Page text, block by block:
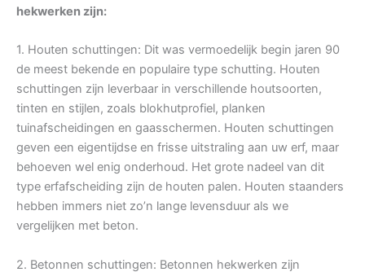
hekwerken zijn:
1. Houten schuttingen: Dit was vermoedelijk begin jaren 90
de meest bekende en populaire type schutting. Houten
schuttingen zijn leverbaar in verschillende houtsoorten,
tinten en stijlen, zoals blokhutprofiel, planken
tuinafscheidingen en gaasschermen. Houten schuttingen
geven een eigentijdse en frisse uitstraling aan uw erf, maar
behoeven wel enig onderhoud. Het grote nadeel van dit
type erfafscheiding zijn de houten palen. Houten staanders
hebben immers niet zo’n lange levensduur als we
vergelijken met beton.
2. Betonnen schuttingen: Betonnen hekwerken zijn